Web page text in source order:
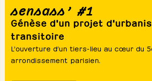
sensass’ #1
Génèse d'un projet
transitoire
L’ouverture d’un tiers-lieu au cœur du
arrondissement parisien.